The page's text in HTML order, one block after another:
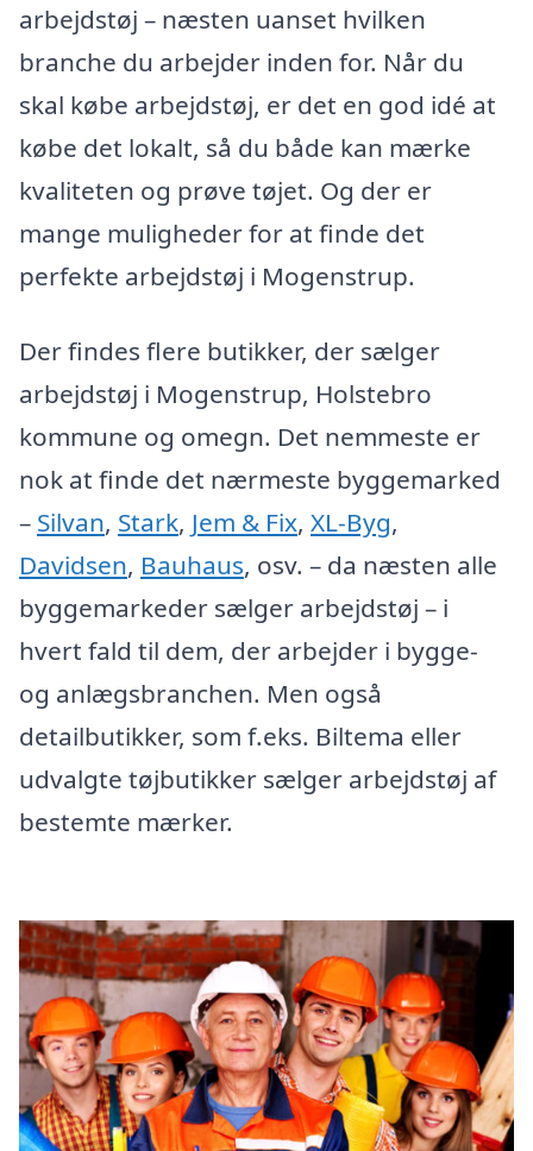
arbejdstøj – næsten uanset hvilken
branche du arbejder inden for. Når du
skal købe arbejdstøj, er det en god idé at
købe det lokalt, så du både kan mærke
kvaliteten og prøve tøjet. Og der er
mange muligheder for at finde det
perfekte arbejdstøj i Mogenstrup.
Der findes flere butikker, der sælger
arbejdstøj i Mogenstrup, Holstebro
kommune og omegn. Det nemmeste er
nok at finde det nærmeste byggemarked
– Silvan, Stark, Jem & Fix, XL-Byg,
Davidsen, Bauhaus, osv. – da næsten alle
byggemarkeder sælger arbejdstøj – i
hvert fald til dem, der arbejder i bygge-
og anlægsbranchen. Men også
detailbutikker, som f.eks. Biltema eller
udvalgte tøjbutikker sælger arbejdstøj af
bestemte mærker.